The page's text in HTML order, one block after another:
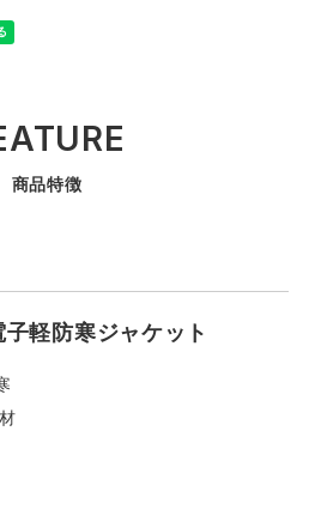
商品特徴
軽防寒ジャケット